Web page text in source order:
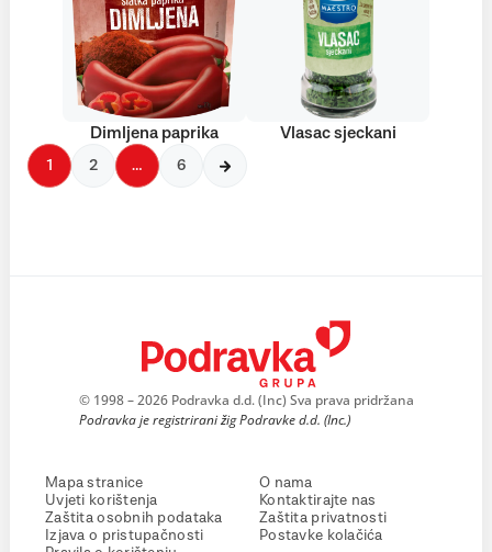
Dimljena paprika Vlasac sjeckani
1 2 … 6
© 1998 – 2026 Podravka d.d. (Inc) Sva prava pridržana
Podravka je registrirani žig Podravke d.d. (Inc.)
Mapa stranice
Uvjeti korištenja
Zaštita osobnih podataka
Izjava o pristupačnosti
O nama
Kontaktirajte nas
Zaštita privatnosti
Postavke kolačića